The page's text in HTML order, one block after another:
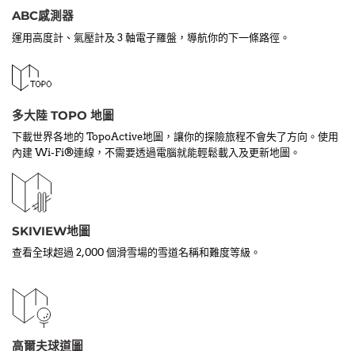
ABC感測器
運用高度計、氣壓計及 3 軸電子羅盤，導航你的下一條路徑。
多大陸 TOPO 地圖
下載世界各地的 TopoActive地圖，讓你的探險旅程不會失了方向。使用
內建 Wi-Fi®連線，不需要透過電腦就能輕鬆載入及更新地圖。
SKIVIEW地圖
查看全球超過 2,000 個滑雪場的雪道名稱和難度等級。
高爾夫球道圖